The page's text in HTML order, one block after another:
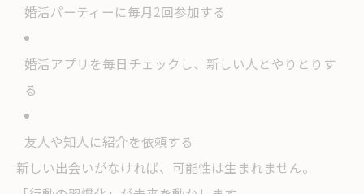
婚活パーティーに毎月2回参加する
婚活アプリを毎日チェックし、新しい人とやりとりす
る
友人や知人に紹介を依頼する
新しい出会いがなければ、可能性は生まれません。